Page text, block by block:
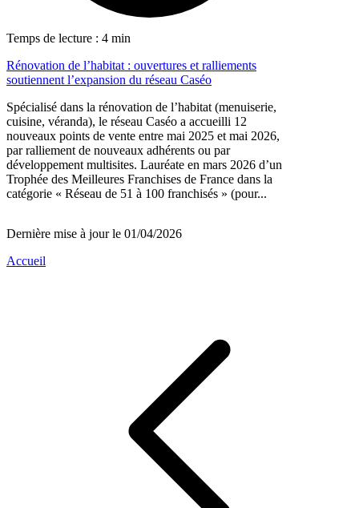
Temps de lecture : 4 min
Rénovation de l’habitat : ouvertures et ralliements
soutiennent l’expansion du réseau Caséo
Spécialisé dans la rénovation de l’habitat (menuiserie,
cuisine, véranda), le réseau Caséo a accueilli 12
nouveaux points de vente entre mai 2025 et mai 2026,
par ralliement de nouveaux adhérents ou par
développement multisites. Lauréate en mars 2026 d’un
Trophée des Meilleures Franchises de France dans la
catégorie « Réseau de 51 à 100 franchisés » (pour...
Dernière mise à jour le 01/04/2026
Accueil